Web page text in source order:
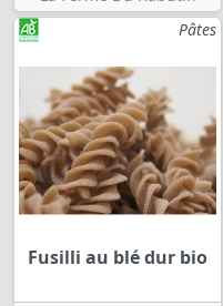
Pâtes
Fusilli au blé dur bio